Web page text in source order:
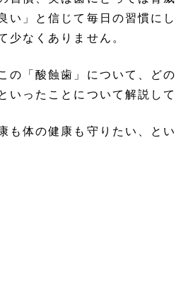
い」と信じて毎日の習慣に
少なくありません。
の「酸蝕歯」について、ど
いったことについて解説して
も体の健康も守りたい、と